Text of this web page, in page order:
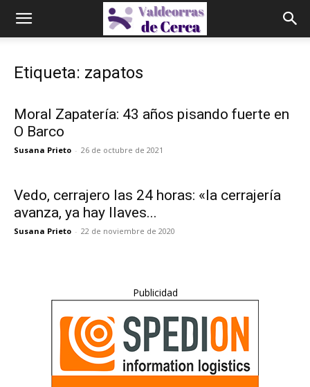
Etiqueta: zapatos
Moral Zapatería: 43 años pisando fuerte en
O Barco
Susana Prieto - 26 de octubre de 2021
Vedo, cerrajero las 24 horas: «la cerrajería
avanza, ya hay llaves...
Susana Prieto - 22 de noviembre de 2020
Publicidad